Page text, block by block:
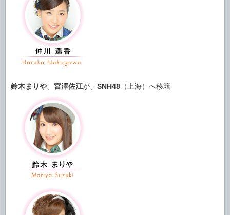
鈴木まりや 宮澤佐江が、 SNH48 （上海）へ移籍